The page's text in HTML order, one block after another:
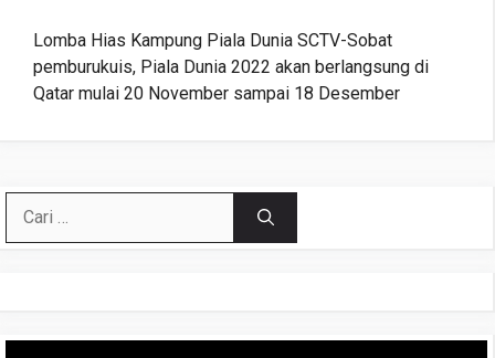
Lomba Hias Kampung Piala Dunia SCTV-Sobat
pemburukuis, Piala Dunia 2022 akan berlangsung di
Qatar mulai 20 November sampai 18 Desember
untuk: